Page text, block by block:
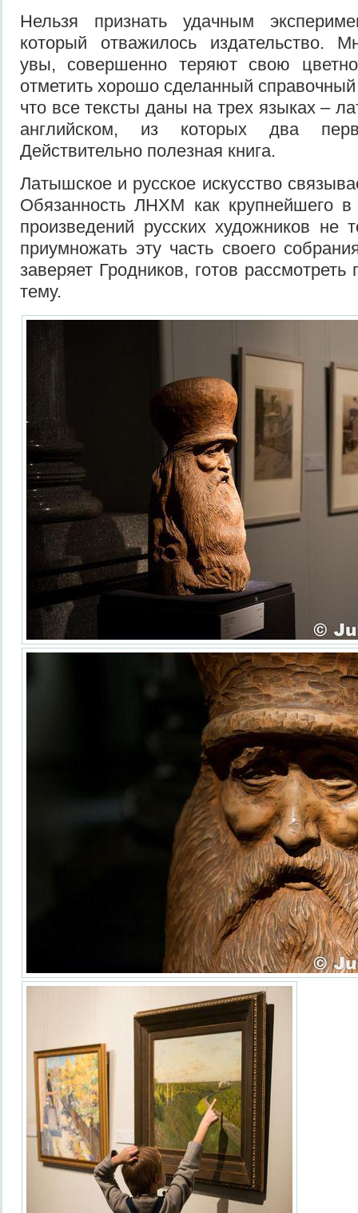
Нельзя признать удачным
который отважилось издательство.
увы, совершенно теряют свою
отметить хорошо сделанный
что все тексты даны на трех языках –
английском, из которых два
Действительно полезная книга.
Латышское и русское искусство
Обязанность ЛНХМ как крупнейшего
произведений русских художников не
приумножать эту часть своего
заверяет Гродников, готов
тему.